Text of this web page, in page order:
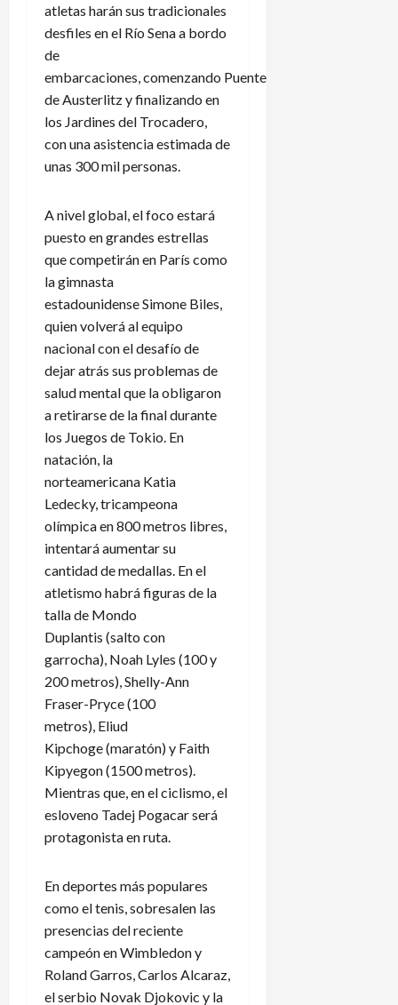
atletas harán sus tradicionales
desfiles en el Río Sena a bordo
de
embarcaciones, comenzando Puente
de Austerlitz y finalizando en
los Jardines del Trocadero,
con una asistencia estimada de
unas 300 mil personas.
A nivel global, el foco estará
puesto en grandes estrellas
que competirán en París como
la gimnasta
estadounidense Simone Biles,
quien volverá al equipo
nacional con el desafío de
dejar atrás sus problemas de
salud mental que la obligaron
a retirarse de la final durante
los Juegos de Tokio. En
natación, la
norteamericana Katia
Ledecky, tricampeona
olímpica en 800 metros libres,
intentará aumentar su
cantidad de medallas. En el
atletismo habrá figuras de la
talla de Mondo
Duplantis (salto con
garrocha), Noah Lyles (100 y
200 metros), Shelly-Ann
Fraser-Pryce (100
metros), Eliud
Kipchoge (maratón) y Faith
Kipyegon (1500 metros).
Mientras que, en el ciclismo, el
esloveno Tadej Pogacar será
protagonista en ruta.
En deportes más populares
como el tenis, sobresalen las
presencias del reciente
campeón en Wimbledon y
Roland Garros, Carlos Alcaraz,
el serbio Novak Djokovic y la